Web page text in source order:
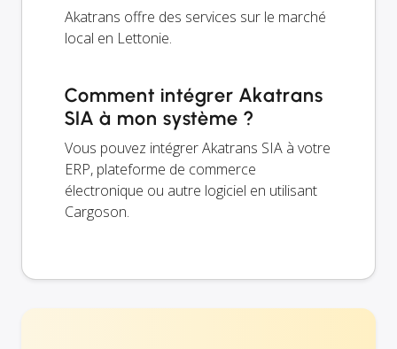
Akatrans offre des services sur le marché
local en Lettonie.
Comment intégrer Akatrans
SIA à mon système ?
Vous pouvez intégrer Akatrans SIA à votre
ERP, plateforme de commerce
électronique ou autre logiciel en utilisant
Cargoson.